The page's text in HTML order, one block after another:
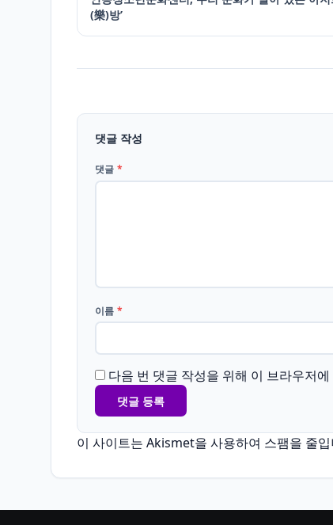
(樂)방’
댓글 작성
댓글 *
이름 *
다음 번 댓글 작성을 위해 이 브라우저
이 사이트는 Akismet을 사용하여 스팸을 줄입